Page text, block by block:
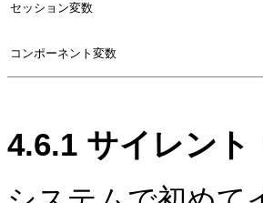
セッション変数
コンポーネント変数
4.6.1 サイレント